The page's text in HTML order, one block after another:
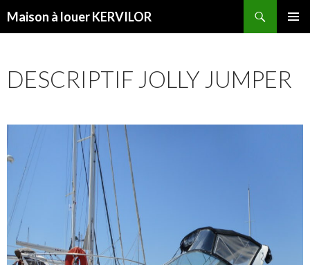
Maison à louer KERVILOR
DESCRIPTIF JOLLY JUMPER